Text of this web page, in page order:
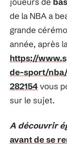
de la NBA a
grande
année, après
https://
de-sport/
282154vous
sur le sujet.
A découvrir
avant de se